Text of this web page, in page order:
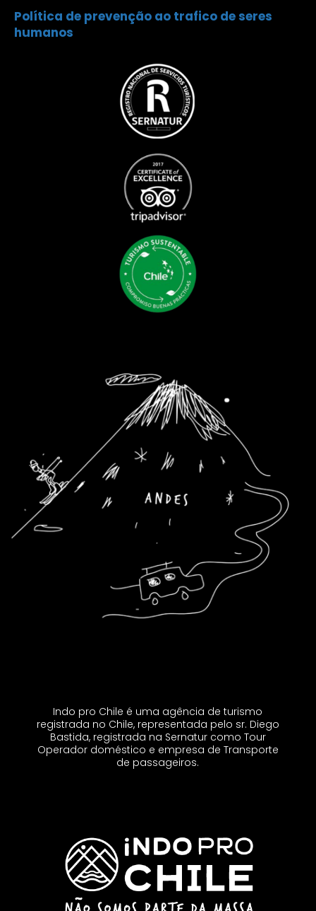
Política de prevenção ao trafico de seres
humanos
Indo pro Chile é uma agência de turismo
registrada no Chile, representada pelo sr. Diego
Bastida, registrada na Sernatur como Tour
Operador doméstico e empresa de Transporte
de passageiros.